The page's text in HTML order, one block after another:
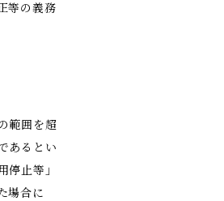
等の義務
範囲を超
あるとい
止等」
場合に